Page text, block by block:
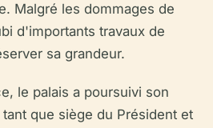
Malgré les dommages de
d'importants travaux de
sa grandeur.
le palais a poursuivi son
que siège du Président et